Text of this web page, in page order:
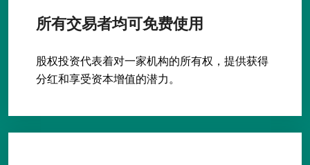
所有交易者均可免费使用
股权投资代表着对一家机构的所有权，提供获得
分红和享受资本增值的潜力。